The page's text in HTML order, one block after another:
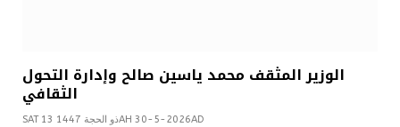
الوزير المثقف محمد ياسين صالح وإدارة التحول
الثقافي
SAT 13 ذو الحجة 1447AH 30-5-2026AD